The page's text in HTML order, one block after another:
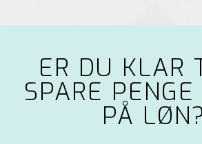
ER DU KLAR
SPARE
PÅ LØN?